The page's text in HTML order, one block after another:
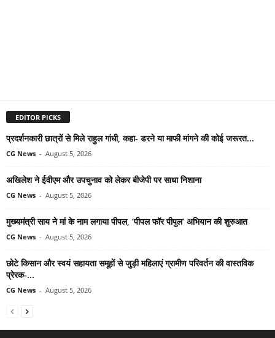
EDITOR PICKS
प्रदर्शनकारी छात्रों से मिले राहुल गांधी, कहा- डरने या माफी मांगने की कोई जरूरत...
CG News - August 5, 2026
अखिलेश ने ईवीएम और उपचुनाव को लेकर बीजेपी पर साधा निशाना
CG News - August 5, 2026
मुख्यमंत्री साय ने मां के नाम लगाया पीपल, ‘पीपल फॉर पीपुल’ अभियान की शुरुआत
CG News - August 5, 2026
छोटे किसान और स्वयं सहायता समूहों से जुड़ी महिलाएं ग्रामीण परिवर्तन की वास्तविक
प्रेरक-...
CG News - August 5, 2026